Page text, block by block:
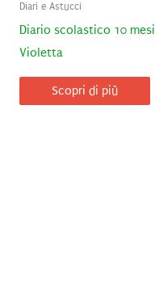
Diari e Astucci
Diario scolastico 10 mesi
Violetta
Scopri di più